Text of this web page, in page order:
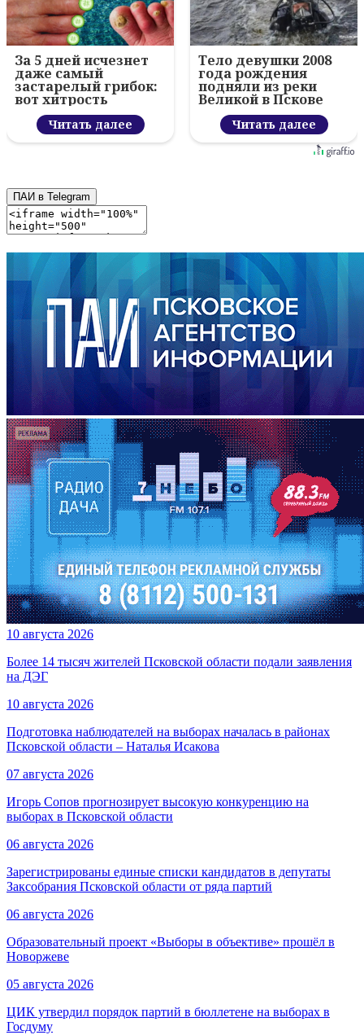
За 5 дней исчезнет
даже самый
застарелый грибок:
вот хитрость
Читать далее
Тело девушки 2008
года рождения
подняли из реки
Великой в Пскове
Читать далее
ПАИ в Telegram
10 августа 2026
Более 14 тысяч жителей Псковской области подали заявления
на ДЭГ
10 августа 2026
Подготовка наблюдателей на выборах началась в районах
Псковской области – Наталья Исакова
07 августа 2026
Игорь Сопов прогнозирует высокую конкуренцию на
выборах в Псковской области
06 августа 2026
Зарегистрированы единые списки кандидатов в депутаты
Заксобрания Псковской области от ряда партий
06 августа 2026
Образовательный проект «Выборы в объективе» прошёл в
Новоржеве
05 августа 2026
ЦИК утвердил порядок партий в бюллетене на выборах в
Госдуму